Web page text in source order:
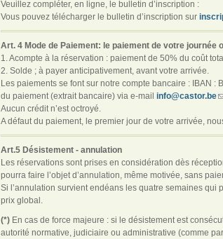
Veuillez compléter, en ligne, le bulletin d’inscription :
Vous pouvez télécharger le bulletin d’inscription sur
Art. 4 Mode de Paiement: le paiement de votre
1. Acompte à la réservation : paiement de 50% du coût
2. Solde ; à payer anticipativement, avant votre arrivée.
Les paiements se font sur notre compte bancaire : IBAN
du paiement (extrait bancaire) via e-mail info@castor.be
Aucun crédit n’est octroyé.
A défaut du paiement, le premier jour de votre arrivée,
Art.5 Désistement - annulation
Les réservations sont prises en considération dès
pourra faire l’objet d’annulation, même motivée, sans
Si l’annulation survient endéans les quatre semaines qui
prix global.
(*) En cas de force majeure : si le désistement est
autorité normative, judiciaire ou administrative (comme